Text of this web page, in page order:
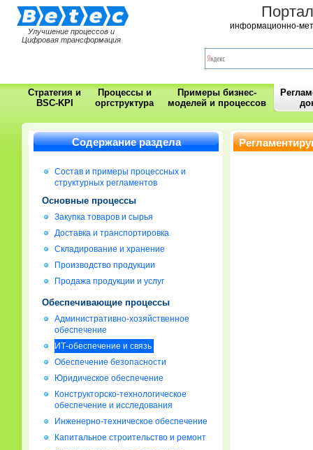
Улучшение процессов и
Цифровая трансформация
информационно-
Стратегия и
BSC-KPI
Процессы и
оргструктура
Примеры бизнес-
моделей и процессов
Содержание раздела
Состав и примеры процессных и
структурных регламентов
Основные процессы
Закупка товаров и сырья
Доставка и транспортировка
Складирование и хранение
Производство продукции
Продажа продукции и услуг
Обеспечивающие процессы
Административно-хозяйственное
обеспечение
ИТ-обеспечение и связь
Обеспечение безопасности
Юридическое обеспечение
Конструкторско-технологическое
обеспечение и исследования
Инженерно-техническое обеспечение
Капитальное строительство и ремонт